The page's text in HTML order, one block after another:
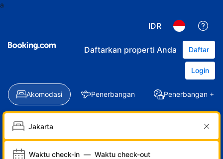
a
IDR
Daftarkan properti Anda Daftar
Login
Akomodasi Penerbangan Penerbangan +
Waktu check-in — Waktu check-out